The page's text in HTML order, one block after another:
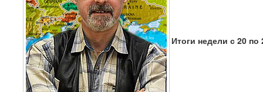
Итоги недели с 20 по